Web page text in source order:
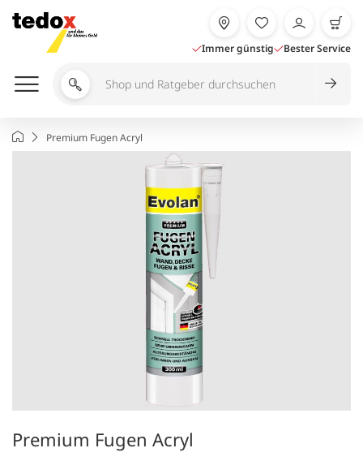
Inhalt
springen
Immer günstig Bester Service
Shop
durchsuchen
StartseitePremium Fugen Acryl
Premium Fugen Acryl